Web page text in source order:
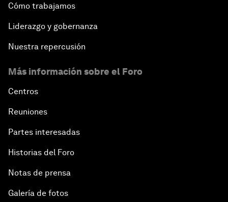
Cómo trabajamos
Liderazgo y gobernanza
Nuestra repercusión
Más información sobre el Foro
Centros
Reuniones
Partes interesadas
Historias del Foro
Notas de prensa
Galería de fotos